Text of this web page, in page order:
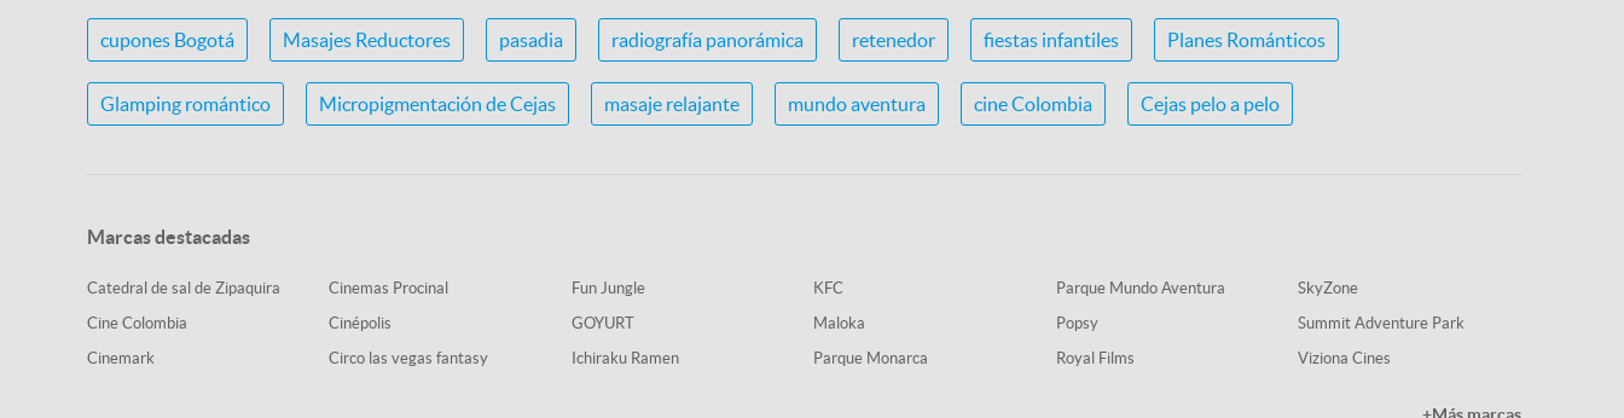
cupones Bogotá Masajes Reductores pasadia radiografía panorámica retenedor fiestas infantiles Planes Románticos
Glamping romántico Micropigmentación de Cejas masaje relajante mundo aventura cine Colombia Cejas pelo a pelo
Marcas destacadas
Catedral de sal de Zipaquira
Cine Colombia
Cinemark
Cinemas Procinal
Cinépolis
Circo las vegas fantasy
Fun Jungle
GOYURT
Ichiraku Ramen
KFC
Maloka
Parque Monarca
Parque Mundo Aventura
Popsy
Royal Films
SkyZone
Summit Adventure Park
Viziona Cines